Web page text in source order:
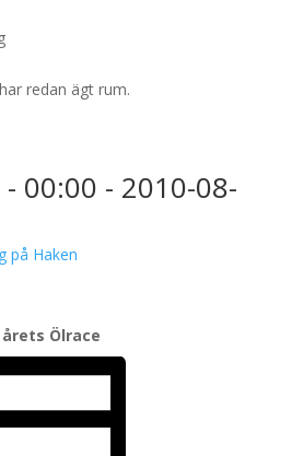
redan ägt rum.
00:00 - 2010-08-
på Haken
Ölrace